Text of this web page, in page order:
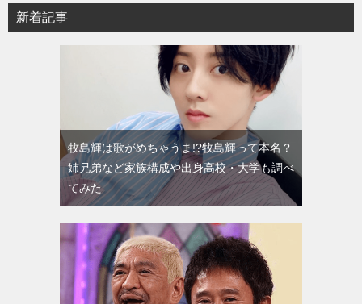
新着記事
牧島輝は歌がめちゃうま!?牧島輝って本名？
姉兄弟など家族構成や出身高校・大学も調べ
てみた